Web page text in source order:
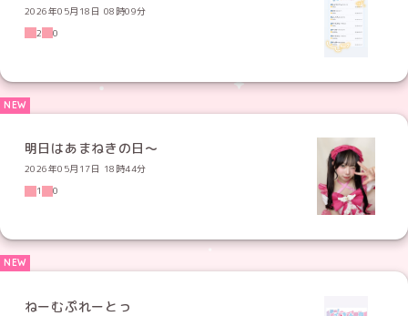
2026年05月18日 08時09分
2
0
明日はあまねきの日〜
2026年05月17日 18時44分
1
0
ねーむぷれーとっ